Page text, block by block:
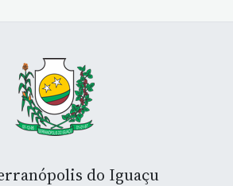
do Iguaçu